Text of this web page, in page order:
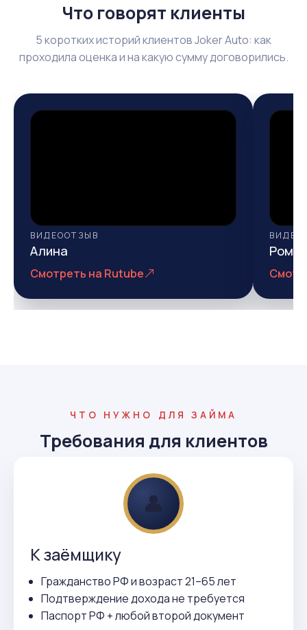
Что говорят клиенты
5 коротких историй клиентов Joker Auto: как
проходила оценка и на какую сумму договорились.
ВИДЕООТЗЫВ
Алина
Смотреть на Rutube
ЧТО НУЖНО ДЛЯ ЗАЙМА
Требования для клиентов
👤
К заёмщику
Гражданство РФ и возраст 21–65 лет
Подтверждение дохода не требуется
Паспорт РФ + любой второй документ